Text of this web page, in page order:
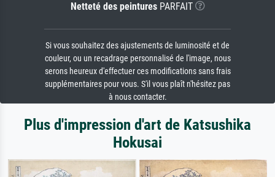
Netteté des peinturesPARFAIT
Si vous souhaitez des ajustements de luminosité et de
couleur, ou un recadrage personnalisé de l'image, nous
serons heureux d'effectuer ces modifications sans frais
supplémentaires pour vous. S'il vous plaît n'hésitez pas
à nous contacter.
Plus d'impression d'art de Katsushika
Hokusai